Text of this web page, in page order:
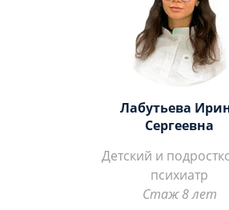
Лабутьева
Сергеевна
Детский и
психиатр
Стаж 8 лет